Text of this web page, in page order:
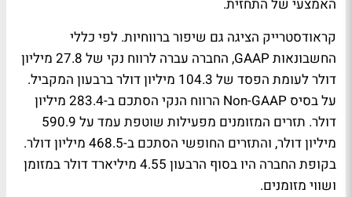
האמצעי של התחזית.
קראודסטרייק הציגה גם שיפור ברווחיות. לפי כללי
החשבונאות GAAP, החברה עברה לרווח נקי של 27.8 מיליון
דולר לעומת הפסד של 104.3 מיליון דולר ברבעון המקביל.
על בסיס Non-GAAP הרווח הנקי הסתכם ב-283.4 מיליון
דולר. תזרים המזומנים מפעילות שוטפת עמד על 590.9
מיליון דולר, והתזרים החופשי הסתכם ב-468.5 מיליון דולר.
בקופת החברה היו בסוף הרבעון 4.55 מיליארד דולר במזומן
ושווי מזומנים.